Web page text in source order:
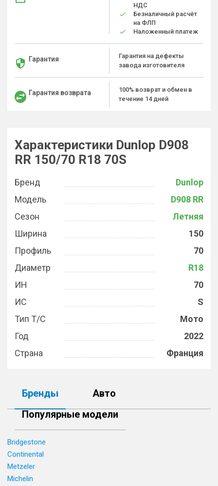
НДС
Безналичный расчёт
на ФЛП
Наложенный платеж
Гарантия
Гарантия на дефекты
завода изготовителя
Гарантия возврата
100% возврат и обмен в
течение 14 дней
Характеристики Dunlop D908
RR 150/70 R18 70S
Бренд
Dunlop
Модель
D908 RR
Сезон
Летняя
Ширина
150
Профиль
70
Диаметр
R18
ИН
70
ИС
S
Тип Т/С
Мото
Год
2022
Страна
Франция
Бренды
Авто
Популярные модели
Bridgestone
Continental
Metzeler
Michelin